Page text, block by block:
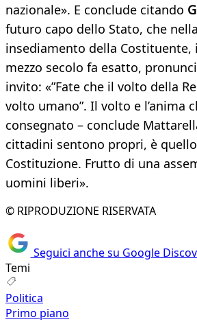
nazionale». E conclude citando
futuro capo dello Stato, che
insediamento della Costituente,
mezzo secolo fa esatto,
invito: «”Fate che il volto della
volto umano”. Il volto e l’anima
consegnato – conclude
cittadini sentono propri, è
Costituzione. Frutto di una
uomini liberi».
© RIPRODUZIONE RISERVATA
Seguici anche su Google
Temi
Politica
Primo piano